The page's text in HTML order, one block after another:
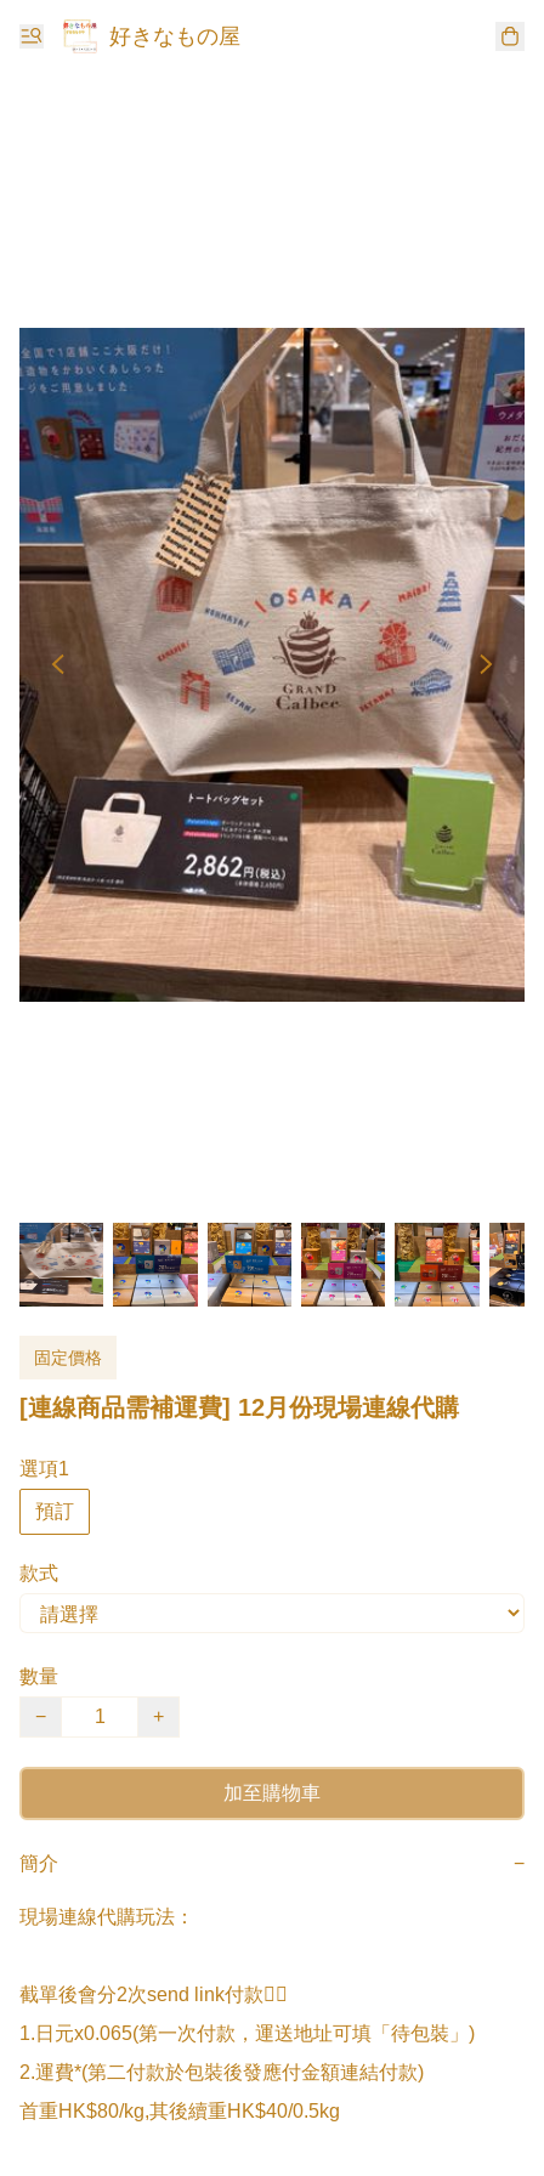
好きなもの屋
固定價格
[連線商品需補運費] 12月份現場連線代購
選項1
預訂
款式
數量
−
+
加至購物車
簡介 −
現場連線代購玩法：
截單後會分2次send link付款👇🏻
1.日元x0.065(第一次付款，運送地址可填「待包裝」)
2.運費*(第二付款於包裝後發應付金額連結付款)
首重HK$80/kg,其後續重HK$40/0.5kg